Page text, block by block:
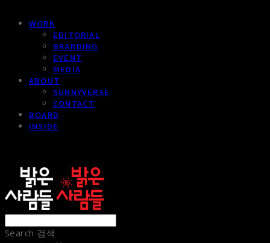
WORK
EDITORIAL
BRANDING
EVENT
MEDIA
ABOUT
SUNNYVERSE
CONTACT
BOARD
INSIDE
Search 검색